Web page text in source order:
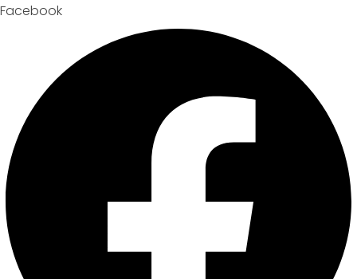
Facebook